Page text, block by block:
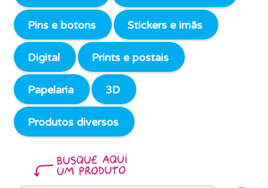
Pins e botons Stickers e imãs
Digital Prints e postais
Papelaria 3D
Produtos diversos